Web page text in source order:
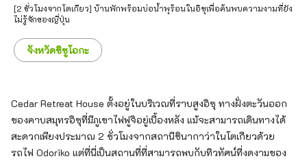
[2 ชั่วโมงจากโตเกียว] บ้านพักพร้อมบ่อน้ำพุร้อนในอิซุเพื่อค้นพบความงามที่ยัง
ไม่รู้จักของญี่ปุ่น
จังหวัดชิซูโอกะ
Cedar Retreat House ตั้งอยู่ในบริเวณที่ราบสูงอิซุ ทางฝั่งตะวันออก
ของคาบสมุทรอิซุที่มีภูเขาไฟฟูจิอยู่เบื้องหลัง แม้จะสามารถเดินทางได้
สะดวกเพียงประมาณ 2 ชั่วโมงจากสถานีชินากาว่าในโตเกียวด้วย
รถไฟ Odoriko แต่ที่นี่เป็นสถานที่ที่สามารถพบกับทิวทัศน์ที่งดงามของ